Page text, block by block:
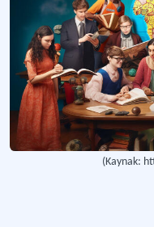
(Kaynak: